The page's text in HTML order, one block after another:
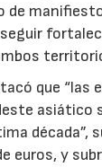
de
que “las
asiático
década”,
euros, y